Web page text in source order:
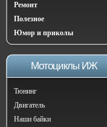
Ремонт
Полезное
Юмор и приколы
Мотоциклы ИЖ
Тюнинг
Двигатель
Наши байки